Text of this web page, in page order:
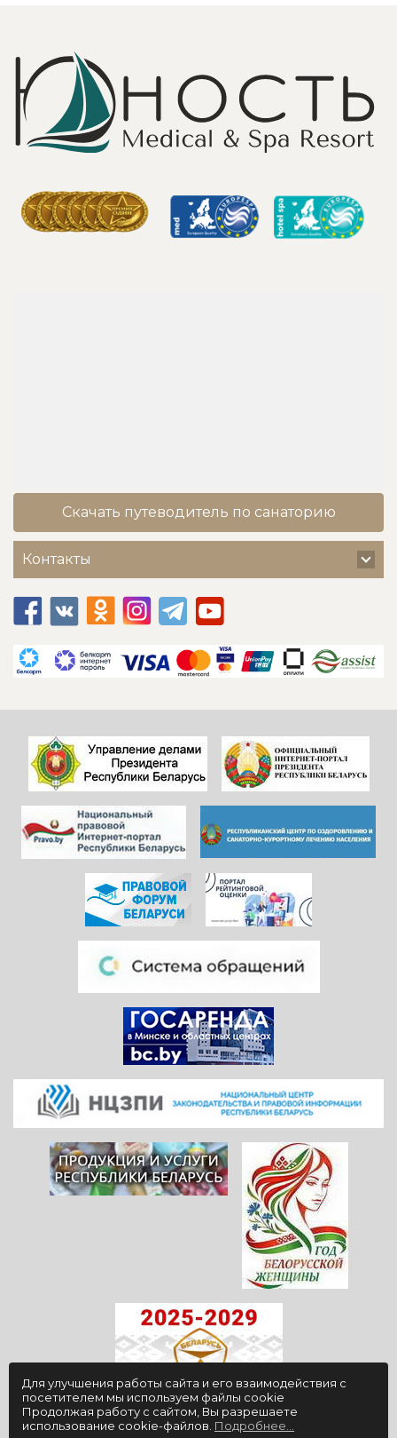
Скачать путеводитель по санаторию
Контакты
© 2009-2026, ГУ "Санаторий "Юность", официальный сайт
Для улучшения работы сайта и его взаимодействия с
посетителем мы используем файлы cookie
Продолжая работу с сайтом, Вы разрешаете
использование cookie-файлов. Подробнее...